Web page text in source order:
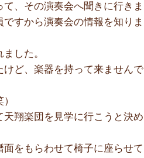
、その演奏会へ聞きに行きま
すから演奏会の情報を知りま
した。
ど、楽器を持って来ませんで
翔楽団を見学に行こうと決め
をもらわせて椅子に座らせて